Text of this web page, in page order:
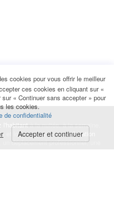
l'habitantà la nuitée, à la semaine,
et longs séjours, unecolocation
déplacement professionnel, une
cookies pour vous offrir le meilleur
ces cookies en cliquant sur «
« Continuer sans accepter » pour
les cookies.
de confidentialité
Accepter et continuer